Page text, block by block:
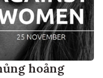
hoảng